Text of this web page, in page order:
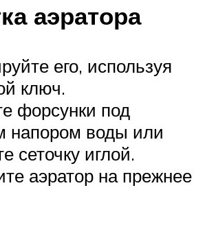
аэратора
его, используя
ключ.
форсунки под
напором воды или
сеточку иглой.
аэратор на прежнее